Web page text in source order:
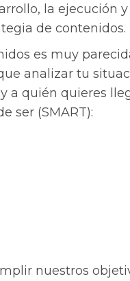
la ejecución
de contenidos.
es muy
analizar tu
a quién quieres
ser (SMART):
nuestros